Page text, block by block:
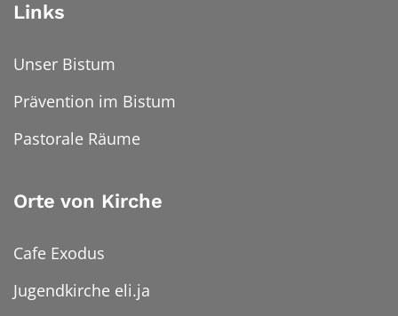
Links
Unser Bistum
Prävention im Bistum
Pastorale Räume
Orte von Kirche
Cafe Exodus
Jugendkirche eli.ja